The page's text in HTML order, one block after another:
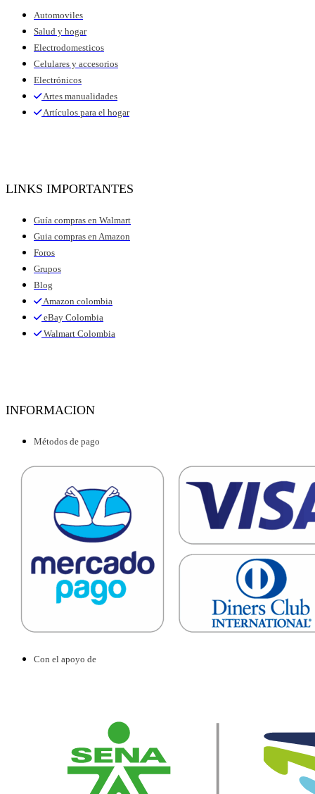
Automoviles
Salud y hogar
Electrodomesticos
Celulares y accesorios
Electrónicos
Artes manualidades
Artículos para el hogar
LINKS IMPORTANTES
Guía compras en Walmart
Guia compras en Amazon
Foros
Grupos
Blog
Amazon colombia
eBay Colombia
Walmart Colombia
INFORMACION
Métodos de pago
Con el apoyo de